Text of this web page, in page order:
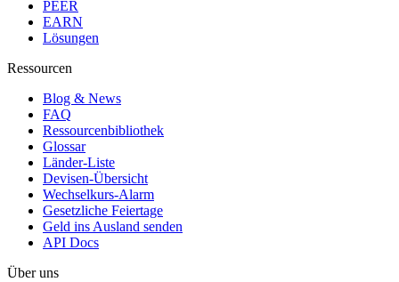
PEER
EARN
Lösungen
Ressourcen
Blog & News
FAQ
Ressourcenbibliothek
Glossar
Länder-Liste
Devisen-Übersicht
Wechselkurs-Alarm
Gesetzliche Feiertage
Geld ins Ausland senden
API Docs
Über uns